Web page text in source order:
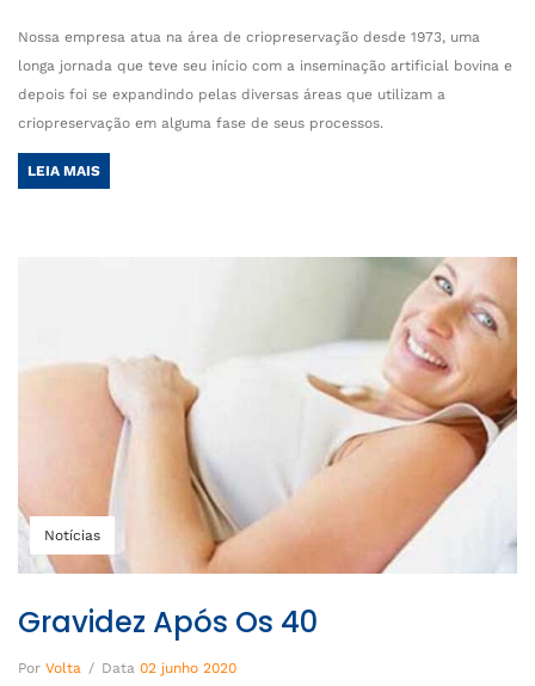
Nossa empresa atua na área de criopreservação desde 1973, uma
longa jornada que teve seu início com a inseminação artificial bovina e
depois foi se expandindo pelas diversas áreas que utilizam a
criopreservação em alguma fase de seus processos.
LEIA MAIS
Notícias
Gravidez Após Os 40
Por Volta / Data 02 junho 2020